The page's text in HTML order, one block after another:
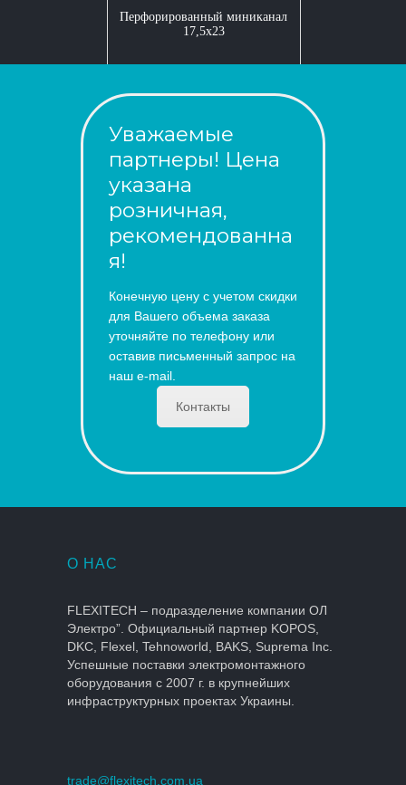
Перфорированный миниканал
17,5x23
Уважаемые
партнеры! Цена
указана
розничная,
рекомендованна
я!
Конечную цену с учетом скидки
для Вашего объема заказа
уточняйте по телефону или
оставив письменный запрос на
наш e-mail.
Контакты
О НАС
FLEXITECH – подразделение компании ОЛ
Электро”. Официальный партнер KOPOS,
DKC, Flexel, Tehnoworld, BAKS, Suprema Inc.
Успешные поставки электромонтажного
оборудования с 2007 г. в крупнейших
инфраструктурных проектах Украины.
trade@flexitech.com.ua